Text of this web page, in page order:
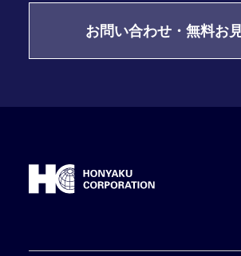
お問い合わせ・無料お